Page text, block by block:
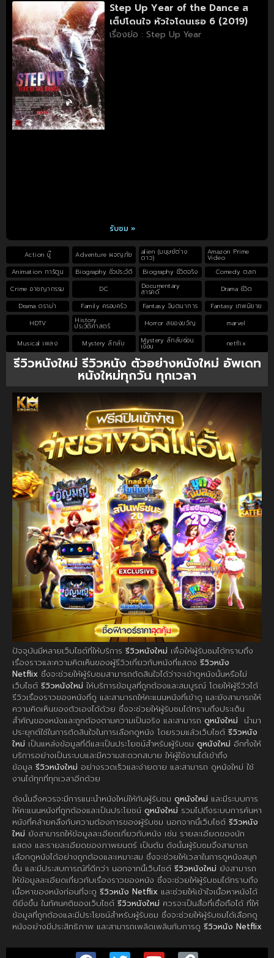
Step Up Year of the Dance ส
เต็ปโดนใจ หัวใจโดนเธอ 6 (2019)
เรื่องย่อ : Step Up Year
รับชม »
Action บู๊ Adventure ผจญภัย alien (มนุษย์ต่าง
ดาว)
Amazon Prime
Video
Animation การ์ตูน
Biography ชีวประวัติ Biography ชีวิตจริง
Comedy ตลก
Crime อาชญากรรม
DC Documentary
สารคดี
Drama ชีวิต
Drama ดราม่า
Family ครอบครัว Fantasy จินตนาการ
Fantasy เทพนิยาย
HDTV
History
ประวัติศาสตร์ Horror สยองขวัญ marvel
Musical เพลง Mystery ลึกลับ Mystery ลึกลับซ่อน
เงื่อน netflix
รีวิวหนังใหม่ รีวิวหนัง ตัวอย่างหนังใหม่ อัพเดท
หนังใหม่ทุกวัน ทุกเวลา
ปัจจุบันมีหลายเว็บไซต์ที่ให้บริการ รีวิวหนังใหม่ เพื่อให้ผู้รับชมได้ทราบถึง
เรื่องราวและความคิดเห็นของผู้รีวิวเกี่ยวกับหนังที่แสดง รีวิวหนัง
Netflix ซึ่งจะช่วยให้ผู้รับชมสามารถตัดสินใจได้ว่าจะเข้าดูหนังนั้นหรือไม่
เว็บไซต์ รีวิวหนังใหม่ ให้บริการข้อมูลที่ถูกต้องและสมบูรณ์ โดยให้ผู้รีวิวได้
รีวิวเรื่องราวของหนังที่ดู และสามารถให้คะแนนหนังที่เข้าดู และยังสามารถให้
ความคิดเห็นของตัวเองได้ด้วย ซึ่งจะช่วยให้ผู้รับชมได้ทราบถึงประเด็น
สำคัญของหนังและถูกต้องตามความเป็นจริง และสามารถ ดูหนังใหม่ นำมา
ประยุกต์ใช้ในการตัดสินใจในการเลือกดูหนัง โดยรวมแล้วเว็บไซต์ รีวิวหนัง
ใหม่ เป็นแหล่งข้อมูลที่ดีและเป็นประโยชน์สำหรับผู้รับชม ดูหนังใหม่ อีกทั้งให้
บริการอย่างเป็นระบบและมีความสะดวกสบาย ให้ผู้ใช้งานได้เข้าถึง
ข้อมูล รีวิวหนังใหม่ อย่างรวดเร็วและง่ายดาย และสามารถ ดูหนังใหม่ ใช้
งานได้ทุกที่ทุกเวลาอีกด้วย
ดังนั้นจึงควรจะมีการแนะนำหนังใหม่ให้กับผู้รับชม ดูหนังใหม่ และมีระบบการ
ให้คะแนนหนังที่ถูกต้องและเป็นประโยชน์ ดูหนังใหม่ รวมไปถึงระบบการค้นหา
หนังที่คล้ายคลึงกับความต้องการของผู้รับชม นอกจากนี้เว็บไซต์ รีวิวหนัง
ใหม่ ยังสามารถให้ข้อมูลละเอียดเกี่ยวกับหนัง เช่น รายละเอียดของนัก
แสดง และรายละเอียดของภาพยนตร์ เป็นต้น ดังนั้นผู้รับชมจึงสามารถ
เลือกดูหนังได้อย่างถูกต้องและเหมาะสม ซึ่งจะช่วยให้เวลาในการดูหนังสนุก
ขึ้น และมีประสบการณ์ที่ดีกว่า นอกจากนี้เว็บไซต์ รีวิวหนังใหม่ ยังสามารถ
ให้ข้อมูลละเอียดเกี่ยวกับเรื่องราวของหนัง ซึ่งจะช่วยให้ผู้รับชมได้ทราบถึง
เนื้อหาของหนังก่อนที่จะดู รีวิวหนัง Netflix และช่วยให้เข้าใจเนื้อหาหนังได้
ดียิ่งขึ้น ในทัศนคติของเว็บไซต์ รีวิวหนังใหม่ ควรจะเป็นสื่อที่เชื่อถือได้ ที่ให้
ข้อมูลที่ถูกต้องและมีประโยชน์สำหรับผู้รับชม ซึ่งจะช่วยให้ผู้รับชมได้เลือกดู
หนังอย่างมีประสิทธิภาพ และสามารถเพลิดเพลินกับการดู รีวิวหนัง Netflix